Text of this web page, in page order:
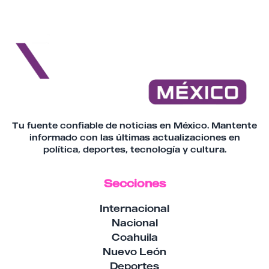
Tu fuente confiable de noticias en México. Mantente
informado con las últimas actualizaciones en
política, deportes, tecnología y cultura.
Secciones
Internacional
Nacional
Coahuila
Nuevo León
Deportes